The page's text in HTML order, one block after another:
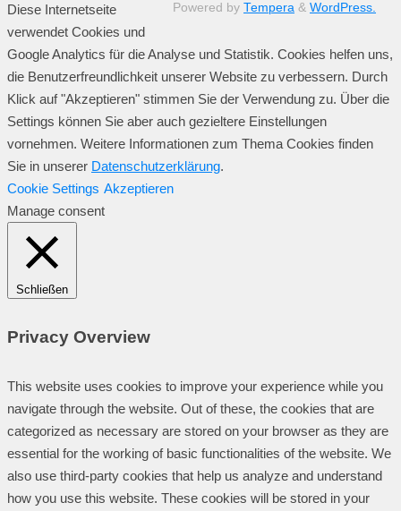
Powered by Tempera & WordPress.
Diese Internetseite
verwendet Cookies und
Google Analytics für die Analyse und Statistik. Cookies helfen uns,
die Benutzerfreundlichkeit unserer Website zu verbessern. Durch
Klick auf "Akzeptieren" stimmen Sie der Verwendung zu. Über die
Settings können Sie aber auch gezieltere Einstellungen
vornehmen. Weitere Informationen zum Thema Cookies finden
Sie in unserer Datenschutzerklärung.
Cookie Settings Akzeptieren
Manage consent
Schließen
Privacy Overview
This website uses cookies to improve your experience while you
navigate through the website. Out of these, the cookies that are
categorized as necessary are stored on your browser as they are
essential for the working of basic functionalities of the website. We
also use third-party cookies that help us analyze and understand
how you use this website. These cookies will be stored in your